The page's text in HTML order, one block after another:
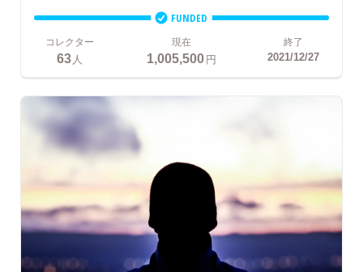
FUNDED
コレクター
63人
現在
1,005,500円
終了
2021/12/27